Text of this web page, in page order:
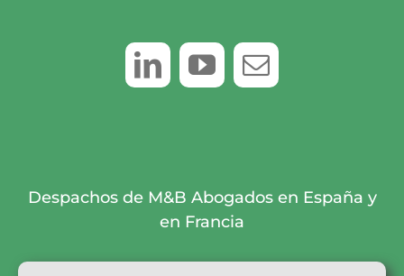
Despachos de M&B Abogados en España y
en Francia